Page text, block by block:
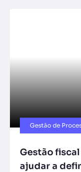
Gestão de
Gestão
ajudar a